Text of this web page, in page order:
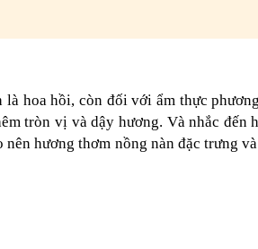
hoa hồi, còn đối với ẩm thực
tròn vị và dậy hương. Và nhắc đến
hương thơm nồng nàn đặc trưng